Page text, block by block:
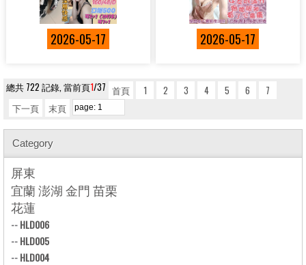
2026-05-17 2026-05-17
總共 722 記錄, 當前頁1/37 首頁 1 2 3 4 5 6
7
下一頁
末頁
Category
屏東
宜蘭 澎湖 金門 苗栗
花蓮
--HLD006
--HLD005
--HLD004